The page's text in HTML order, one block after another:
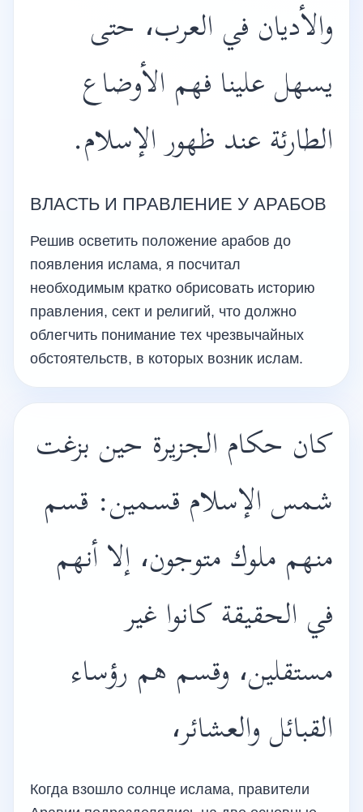
والأديان في العرب، حتى
يسهل علينا فهم الأوضاع
الطارئة عند ظهور الإسلام.
ВЛАСТЬ И ПРАВЛЕНИЕ У АРАБОВ
Решив осветить положение арабов до
появления ислама, я посчитал
необходимым кратко обрисовать историю
правления, сект и религий, что должно
облегчить понимание тех чрезвычайных
обстоятельств, в которых возник ислам.
كان حكام الجزيرة حين بزغت
شمس الإسلام قسمين: قسم
منهم ملوك متوجون، إلا أنهم
في الحقيقة كانوا غير
مستقلين، وقسم هم رؤساء
القبائل والعشائر،
Когда взошло солнце ислама, правители